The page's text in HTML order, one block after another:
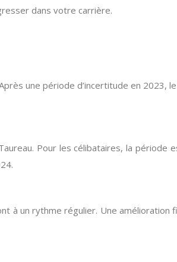
dans votre carrière.
une période d’incertitude en
Pour les célibataires, la
à un rythme régulier. Une